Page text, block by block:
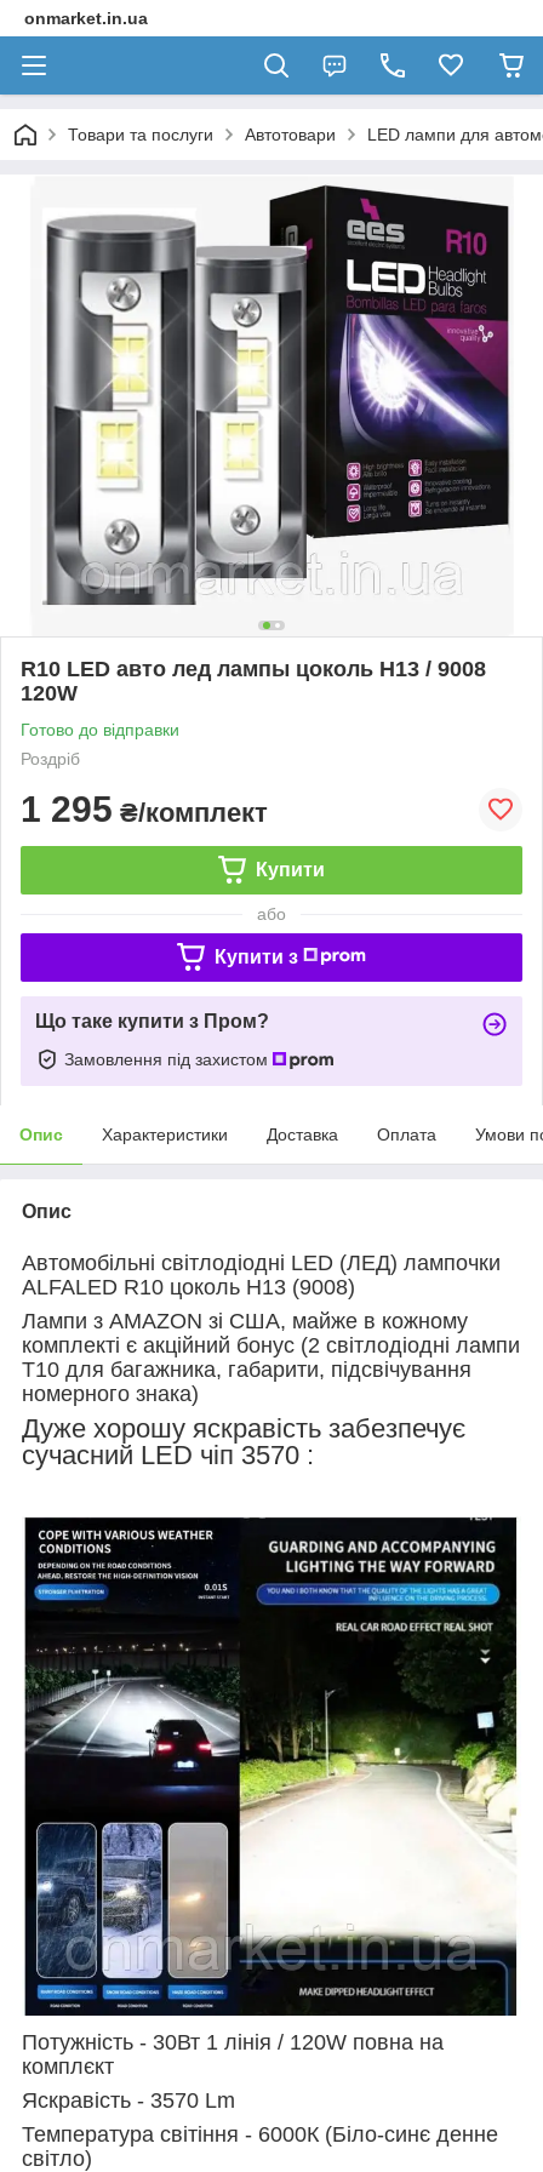
onmarket.in.ua
Товари та послуги Автотовари LED лампи для
R10 LED авто лед лампы цоколь H13 / 9008
120W
Готово до відправки
Роздріб
1 295 ₴/комплект
Купити
або
Купити з
Що таке купити з Пром?
Замовлення під захистом
Опис Характеристики Доставка Оплата Умови
Опис
Автомобільні світлодіодні LED (ЛЕД) лампочки
ALFALED R10 цоколь H13 (9008)
Лампи з AMAZON зі США, майже в кожному
комплекті є акційний бонус (2 світлодіодні лампи
T10 для багажника, габарити, підсвічування
номерного знака)
Дуже хорошу яскравість забезпечує
сучасний LED чіп 3570 :
Потужність - 30Вт 1 лінія / 120W повна на
комплєкт
Яскравість - 3570 Lm
Температура світіння - 6000К (Біло-синє денне
світло)